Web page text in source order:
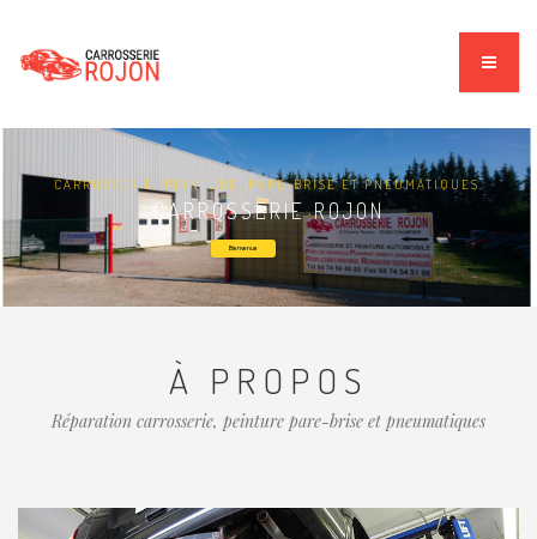
CARROSSERIE, PEINTURE, PARE-BRISE ET PNEUMATIQUES.
CARROSSERIE ROJON
Bienvenue
À PROPOS
Réparation carrosserie, peinture pare-brise et pneumatiques